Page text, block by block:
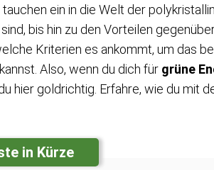
ein in die Welt der
bis hin zu den Vorteilen
Kriterien es ankommt, um das
Also, wenn du dich für grüne
hier goldrichtig. Erfahre, wie du mit
in Kürze